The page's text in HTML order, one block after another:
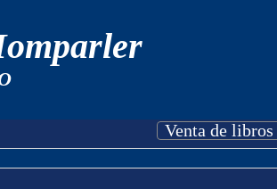
Venta de libros